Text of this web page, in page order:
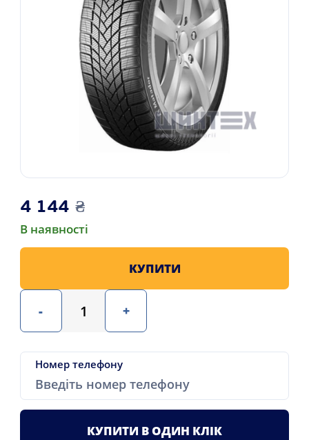
4 144 ₴
В наявності
- +
КУПИТИ
Номер телефону
КУПИТИ В ОДИН КЛІК